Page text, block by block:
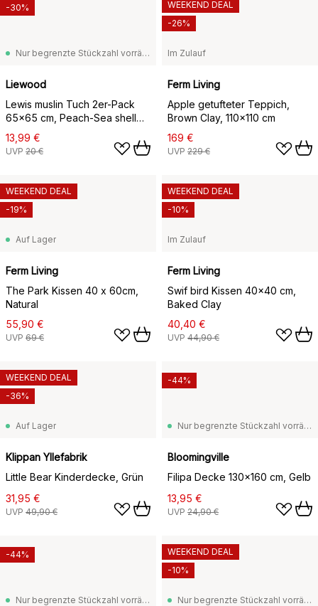
Nur begrenzte Stückzahl vorrätig
Liewood
Lewis muslin Tuch 2er-Pack
65x65 cm, Peach-Sea shell
mix
13,99 €
UVP 20 €
-30%
Im Zulauf
Ferm Living
Apple getufteter Teppich,
Brown Clay, 110x110 cm
169 €
UVP 229 €
WEEKEND DEAL
-26%
Auf Lager
Ferm Living
The Park Kissen 40 x 60cm,
Natural
55,90 €
UVP 69 €
WEEKEND DEAL
-19%
Im Zulauf
Ferm Living
Swif bird Kissen 40x40 cm,
Baked Clay
40,40 €
UVP 44,90 €
WEEKEND DEAL
-10%
Auf Lager
Klippan Yllefabrik
Little Bear Kinderdecke, Grün
31,95 €
UVP 49,90 €
WEEKEND DEAL
-36%
Nur begrenzte Stückzahl vorrätig
Bloomingville
Filipa Decke 130x160 cm, Gelb
13,95 €
UVP 24,90 €
-44%
Nur begrenzte Stückzahl vorrätig
-44%
Nur begrenzte Stückzahl vorrätig
WEEKEND DEAL
-10%